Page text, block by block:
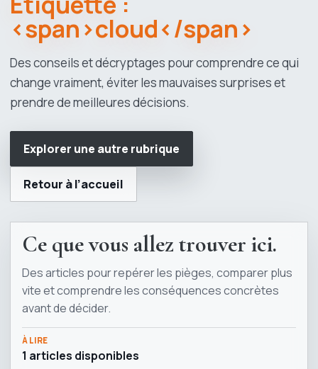
<span>cloud</span>
Des conseils et décryptages pour comprendre ce qui
change vraiment, éviter les mauvaises surprises et
prendre de meilleures décisions.
Explorer une autre rubrique
Retour à l’accueil
Ce que vous allez trouver ici.
Des articles pour repérer les pièges, comparer plus
vite et comprendre les conséquences concrètes
avant de décider.
À LIRE
1 articles disponibles